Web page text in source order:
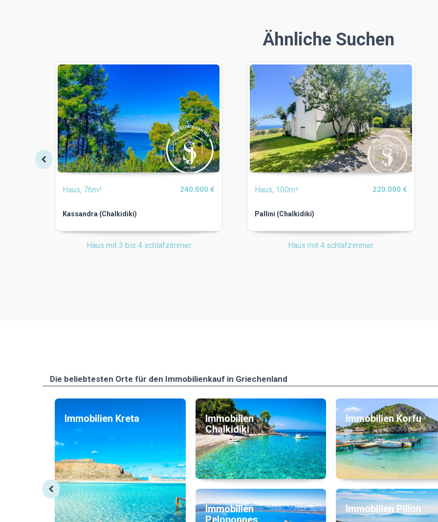
Ähnliche Suchen
Haus, 76m² 240.000 €
Kassandra (Chalkidiki)
Haus mit 3 bis 4 schlafzimmer
Haus, 100m² 220.000 €
Pallini (Chalkidiki)
Haus mit 4 schlafzimmer
Die beliebtesten Οrte für den Immobilienkauf in Griechenland
Immobilien Kreta
Immobilien
Chalkidiki
Immobilien
Peloponnes
Immobilien Korfu
Immobilien Pilion